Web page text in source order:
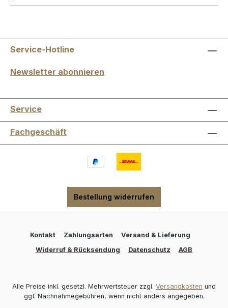
Service-Hotline
Newsletter abonnieren
Service
Fachgeschäft
Bestellung widerrufen
Kontakt Zahlungsarten
Versand & Lieferung
Widerruf & Rücksendung
Datenschutz AGB
Alle Preise inkl. gesetzl. Mehrwertsteuer zzgl. Versandkosten und
ggf. Nachnahmegebühren, wenn nicht anders angegeben.